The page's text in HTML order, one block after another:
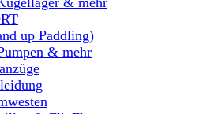
up Paddling)
& mehr